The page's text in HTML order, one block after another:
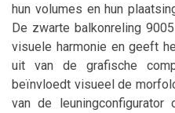
hun volumes en hun
De zwarte balkonreling
visuele harmonie en geeft
uit van de grafische
beïnvloedt visueel de
van de